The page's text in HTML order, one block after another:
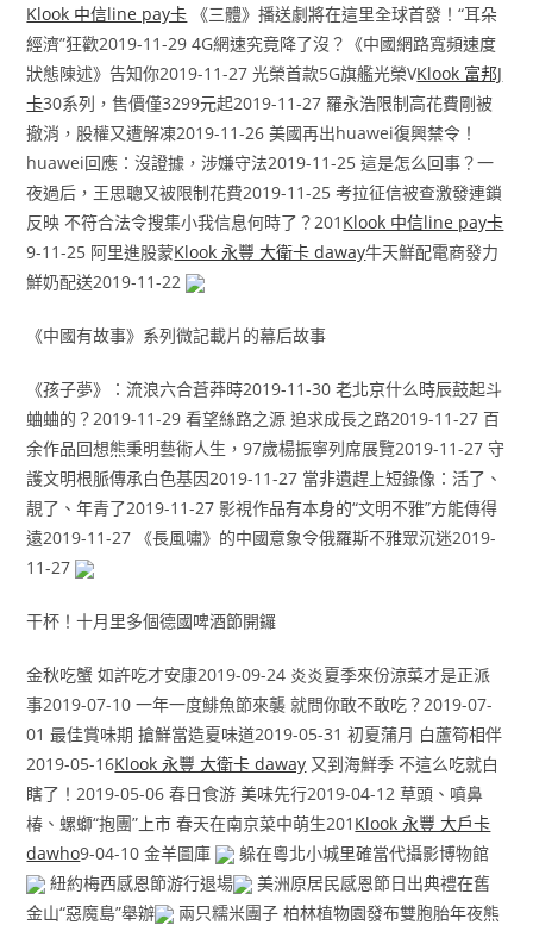
Klook 中信line pay卡 《三體》播送劇將在這里全球首發！“耳朵
經濟”狂歡2019-11-29 4G網速究竟降了沒？《中國網路寬頻速度
狀態陳述》告知你2019-11-27 光榮首款5G旗艦光榮VKlook 富邦J
卡30系列，售價僅3299元起2019-11-27 羅永浩限制高花費剛被
撤消，股權又遭解凍2019-11-26 美國再出huawei復興禁令！
huawei回應：沒證據，涉嫌守法2019-11-25 這是怎么回事？一
夜過后，王思聰又被限制花費2019-11-25 考拉征信被查激發連鎖
反映 不符合法令搜集小我信息何時了？201 Klook 中信line pay卡
9-11-25 阿里進股蒙Klook 永豐 大衛卡 daway牛天鮮配電商發力
鮮奶配送2019-11-22
《中國有故事》系列微記載片的幕后故事
《孩子夢》：流浪六合蒼莽時2019-11-30 老北京什么時辰鼓起斗
蛐蛐的？2019-11-29 看望絲路之源 追求成長之路2019-11-27 百
余作品回想熊秉明藝術人生，97歲楊振寧列席展覽2019-11-27 守
護文明根脈傳承白色基因2019-11-27 當非遺趕上短錄像：活了、
靚了、年青了2019-11-27 影視作品有本身的“文明不雅”方能傳得
遠2019-11-27 《長風嘯》的中國意象令俄羅斯不雅眾沉迷2019-
11-27
干杯！十月里多個德國啤酒節開鑼
金秋吃蟹 如許吃才安康2019-09-24 炎炎夏季來份涼菜才是正派
事2019-07-10 一年一度鯡魚節來襲 就問你敢不敢吃？2019-07-
01 最佳賞味期 搶鮮當造夏味道2019-05-31 初夏蒲月 白蘆筍相伴
2019-05-16Klook 永豐 大衛卡 daway 又到海鮮季 不這么吃就白
瞎了！2019-05-06 春日食游 美味先行2019-04-12 草頭、噴鼻
椿、螺螄“抱團”上市 春天在南京菜中萌生201 Klook 永豐 大戶卡
dawho9-04-10 金羊圖庫
躲在粵北小城里確當代攝影博物館
紐約梅西感恩節游行退場
美洲原居民感恩節日出典禮在舊
金山“惡魔島”舉辦
兩只糯米團子 柏林植物園發布雙胞胎年夜熊